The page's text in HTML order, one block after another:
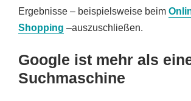
Ergebnisse – beispielsweise beim
Shopping –auszuschließen.
Google ist mehr als
Suchmaschine